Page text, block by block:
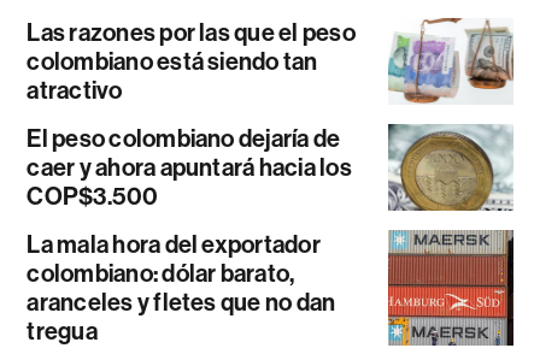
Las razones por las que el peso
colombiano está siendo tan
atractivo
El peso colombiano dejaría de
caer y ahora apuntará hacia los
COP$3.500
La mala hora del exportador
colombiano: dólar barato,
aranceles y fletes que no dan
tregua